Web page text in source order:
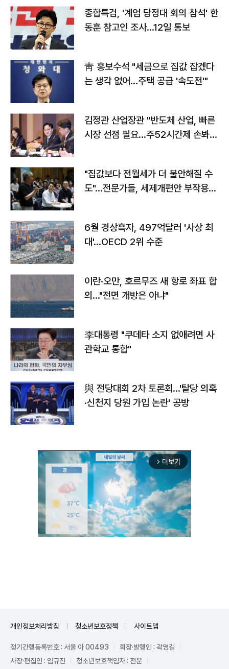
종합특검, '계엄 당정대 회의 참석' 한
동훈 참고인 조사...12일 통보
靑 홍보수석 "세금으로 집값 잡겠다
는 생각 없어…주택 공급 '속도전'"
김정관 산업장관 "반도체 산업, 빠른
시장 선점 필요…주52시간제 손봐
"집값보다 전월세가 더 불안해질 수
도"…전문가들, 세제개편안 부작용
6월 경상흑자, 497억달러 '사상 최
대'…OECD 2위 수준
이란·오만, 호르무즈 새 항로 좌표 합
의…"전면 개방은 아냐"
李대통령 "쿠데타 소지 없애려면 사
관학교 통합"
與 전당대회 2차 토론회…'탈당 의혹
·신천지 당원 가입 논란' 공방
arrow_forward_ios 더보기
개인정보처리방침 청소년보호정책 사이트맵
정기간행등록번호 : 서울 아 00493
회장·발행인 : 곽영길
사장·편집인 : 임규진
청소년보호책임자 : 전운